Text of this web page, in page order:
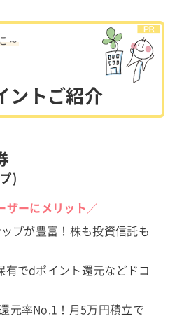
～
ントご紹介
)
ザーにメリット／
プが豊富！株も投資信託も
有でdポイント還元などドコ
元率No.1！月5万円積立で